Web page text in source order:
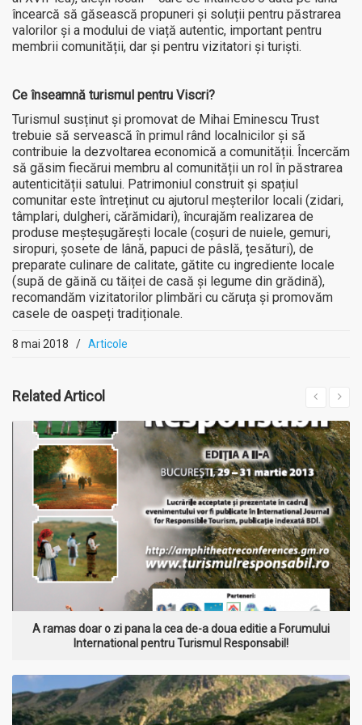
încearcă să găsească propuneri și soluții pentru păstrarea
valorilor și a modului de viață autentic, important pentru
membrii comunității, dar și pentru vizitatori și turiști.
Ce înseamnă turismul pentru Viscri?
Turismul susținut și promovat de Mihai Eminescu Trust
trebuie să servească în primul rând localnicilor și să
contribuie la dezvoltarea economică a comunității. Încercăm
să găsim fiecărui membru al comunității un rol în păstrarea
autenticității satului. Patrimoniul construit și spațiul
comunitar este întreținut cu ajutorul meșterilor locali (zidari,
tâmplari, dulgheri, cărămidari), încurajăm realizarea de
produse meșteșugărești locale (coșuri de nuiele, gemuri,
siropuri, șosete de lână, papuci de pâslă, țesături), de
preparate culinare de calitate, gătite cu ingrediente locale
(supă de găină cu tăiței de casă și legume din grădină),
recomandăm vizitatorilor plimbări cu căruța și promovăm
casele de oaspeți tradiționale.
8 mai 2018 / Articole
RelatedArticol
MAI MULT
A ramas doar o zi pana la cea de-a doua editie a Forumului
International pentru Turismul Responsabil!
MAI MULT